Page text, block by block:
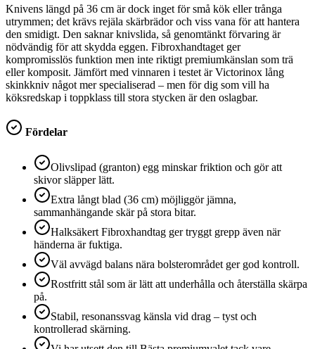
Knivens längd på 36 cm är dock inget för små kök eller trånga
utrymmen; det krävs rejäla skärbrädor och viss vana för att hantera
den smidigt. Den saknar knivslida, så genomtänkt förvaring är
nödvändig för att skydda eggen. Fibroxhandtaget ger
kompromisslös funktion men inte riktigt premiumkänslan som trä
eller komposit. Jämfört med vinnaren i testet är Victorinox lång
skinkkniv något mer specialiserad – men för dig som vill ha
köksredskap i toppklass till stora stycken är den oslagbar.
Fördelar
Olivslipad (granton) egg minskar friktion och gör att
skivor släpper lätt.
Extra långt blad (36 cm) möjliggör jämna,
sammanhängande skär på stora bitar.
Halksäkert Fibroxhandtag ger tryggt grepp även när
händerna är fuktiga.
Väl avvägd balans nära bolsterområdet ger god kontroll.
Rostfritt stål som är lätt att underhålla och återställa skärpa
på.
Stabil, resonanssvag känsla vid drag – tyst och
kontrollerad skärning.